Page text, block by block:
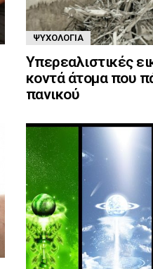
ΨΥΧΟΛΟΓΊΑ
Υπερεαλιστικές
κοντά άτομα που
πανικού